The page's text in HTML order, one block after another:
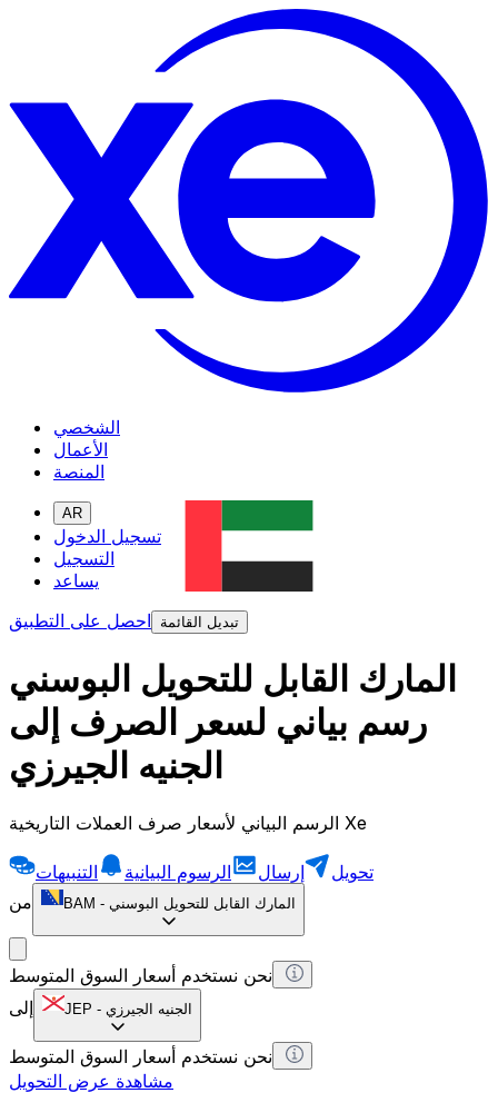
الشخصي
الأعمال
المنصة
AR
تسجيل الدخول
التسجيل
يساعد
احصل على التطبيق
تبديل القائمة
المارك القابل للتحويل البوسني
رسم بياني لسعر الصرف إلى
الجنيه الجيرزي
الرسم البياني لأسعار صرف العملات التاريخية Xe
تحويل إرسال الرسوم البيانية
التنبيهات
من
BAM - المارك القابل للتحويل البوسني
نحن نستخدم أسعار السوق المتوسط
إلى
JEP - الجنيه الجيرزي
نحن نستخدم أسعار السوق المتوسط
مشاهدة عرض التحويل